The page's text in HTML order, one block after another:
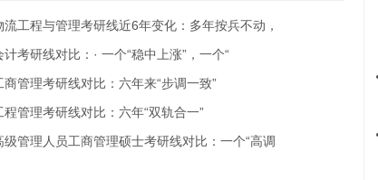
工程与管理考研线近6年变化：多年按兵不动，
考研线对比：· 一个“稳中上涨”，一个“
管理考研线对比：六年来“步调一致”
管理考研线对比：六年“双轨合一”
级管理人员工商管理硕士考研线对比：一个“高调